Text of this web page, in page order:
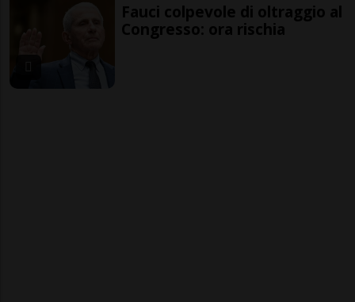
Fauci colpevole di oltraggio al
Congresso: ora rischia